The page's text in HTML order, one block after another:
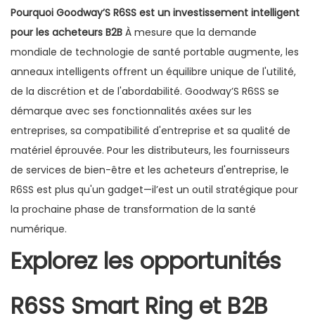
Pourquoi Goodway’S R6SS est un investissement intelligent
pour les acheteurs B2B À mesure que la demande
mondiale de technologie de santé portable augmente, les
anneaux intelligents offrent un équilibre unique de l'utilité,
de la discrétion et de l'abordabilité. Goodway’S R6SS se
démarque avec ses fonctionnalités axées sur les
entreprises, sa compatibilité d'entreprise et sa qualité de
matériel éprouvée. Pour les distributeurs, les fournisseurs
de services de bien-être et les acheteurs d'entreprise, le
R6SS est plus qu'un gadget—il’est un outil stratégique pour
la prochaine phase de transformation de la santé
numérique.
Explorez les opportunités
R6SS Smart Ring et B2B